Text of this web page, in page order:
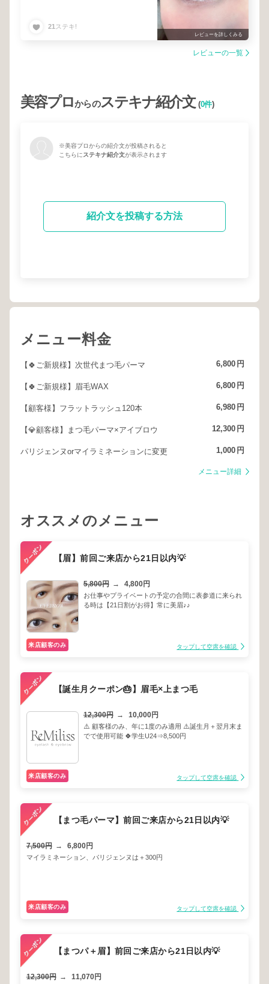
21 ステキ!
レビューを詳しくみる
レビューの一覧
美容プロからのステキナ紹介文(0件)
※美容プロからの紹介文が投稿されると
こちらにステキナ紹介文が表示されます
紹介文を投稿する方法
メニュー料金
【🍀ご新規様】次世代まつ毛パーマ 6,800 円
【🍀ご新規様】眉毛WAX 6,800 円
【顧客様】フラットラッシュ120本 6,980 円
【💎顧客様】まつ毛パーマ×アイブロウ 12,300 円
パリジェンヌorマイラミネーションに変更 1,000 円
メニュー詳細
オススメのメニュー
【眉】前回ご来店から21日以内💡
5,800円 → 4,800円
お仕事やプライベートの予定の合間に表参道に来られ
る時は【21日割がお得】常に美眉♪♪
来店顧客のみ タップして空席を確認
【誕生月クーポン🎂】眉毛×上まつ毛
12,300円 → 10,000円
⚠️ 顧客様のみ、年に1度のみ適用 ⚠️誕生月＋翌月末ま
でで使用可能 🍀学生U24⇒8,500円
来店顧客のみ タップして空席を確認
【まつ毛パーマ】前回ご来店から21日以内💡
7,500円 → 6,800円
マイラミネーション、パリジェンヌは＋300円
来店顧客のみ タップして空席を確認
【まつパ＋眉】前回ご来店から21日以内💡
12,300円 → 11,070円